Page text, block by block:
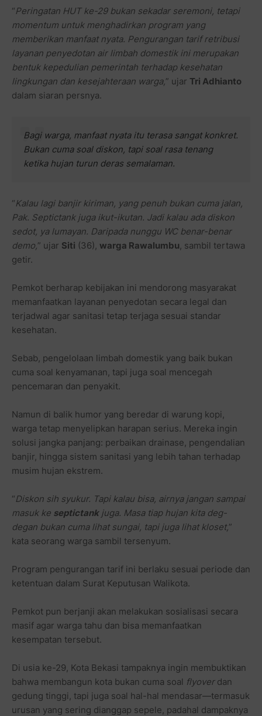
“Peringatan HUT ke-29 bukan sekadar seremoni, tetapi
momentum untuk menghadirkan program yang
memberikan manfaat nyata. Pengurangan tarif retribusi
layanan penyedotan air limbah domestik ini merupakan
bentuk kepedulian pemerintah terhadap kesehatan
lingkungan dan kesejahteraan warga, ” ujar Tri Adhianto
dalam siaran persnya.
Bagi warga, manfaat nyata itu terasa sangat konkret.
Bukan cuma soal diskon, tapi soal rasa tenang
ketika hujan turun deras semalaman.
“Kalau lagi banjir kiriman, yang penuh bukan cuma jalan,
Pak. Septictank juga ikut-ikutan. Jadi kalau ada diskon
sedot, ya lumayan. Daripada nunggu WC benar-benar
demo, ” ujar Siti (36), warga Rawalumbu , sambil tertawa
getir.
Pemkot berharap kebijakan ini mendorong masyarakat
memanfaatkan layanan penyedotan secara legal dan
terjadwal agar sanitasi tetap terjaga sesuai standar
kesehatan.
Sebab, pengelolaan limbah domestik yang baik bukan
cuma soal kenyamanan, tapi juga soal mencegah
pencemaran dan penyakit.
Namun di balik humor yang beredar di warung kopi,
warga tetap menyelipkan harapan serius. Mereka ingin
solusi jangka panjang: perbaikan drainase, pengendalian
banjir, hingga sistem sanitasi yang lebih tahan terhadap
musim hujan ekstrem.
“Diskon sih syukur. Tapi kalau bisa, airnya jangan sampai
masuk ke septictankjuga. Masa tiap hujan kita deg-
degan bukan cuma lihat sungai, tapi juga lihat kloset,”
kata seorang warga sambil tersenyum.
Program pengurangan tarif ini berlaku sesuai periode dan
ketentuan dalam Surat Keputusan Walikota.
Pemkot pun berjanji akan melakukan sosialisasi secara
masif agar warga tahu dan bisa memanfaatkan
kesempatan tersebut.
Di usia ke-29, Kota Bekasi tampaknya ingin membuktikan
bahwa membangun kota bukan cuma soal flyoverdan
gedung tinggi, tapi juga soal hal-hal mendasar—termasuk
urusan yang sering dianggap sepele, padahal dampaknya